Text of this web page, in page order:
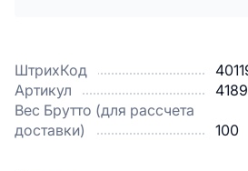
ШтрихКод
Артикул
Вес Брутто (для рассчета
доставки)
100